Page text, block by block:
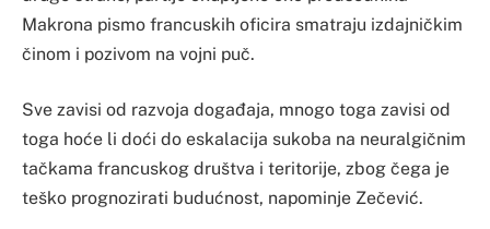
Makrona pismo francuskih oficira smatraju izdajničkim
činom i pozivom na vojni puč.
Sve zavisi od razvoja događaja, mnogo toga zavisi od
toga hoće li doći do eskalacija sukoba na neuralgičnim
tačkama francuskog društva i teritorije, zbog čega je
teško prognozirati budućnost, napominje Zečević.